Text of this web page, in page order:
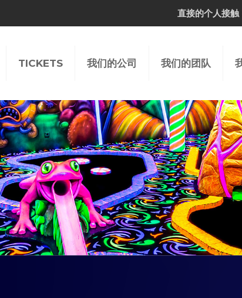
直接的个人接触
TICKETS 我们的公司 我们的团队